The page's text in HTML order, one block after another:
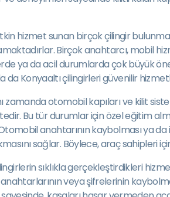
hizmet sunan birçok çilingir
Birçok anahtarcı, mobil
ya da acil durumlarda çok büyük
Konyaaltı çilingirleri güvenilir
zamanda otomobil kapıları ve kilit
Bu tür durumlar için özel eğitim
anahtarının kaybolması ya
sağlar. Böylece, araç sahipleri
sıklıkla gerçekleştirdikleri
veya şifrelerinin